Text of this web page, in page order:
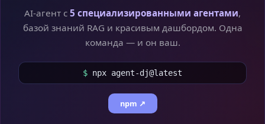
AI-агент с 5 специализированными агентами,
базой знаний RAG и красивым дашбордом. Одна
команда — и он ваш.
$ npx agent-dj@latest
npm ↗